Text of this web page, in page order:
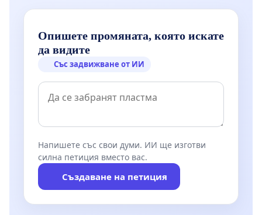
Опишете промяната, която искате
да видите
Със задвижване от ИИ
Напишете със свои думи. ИИ ще изготви
силна петиция вместо вас.
Създаване на петиция